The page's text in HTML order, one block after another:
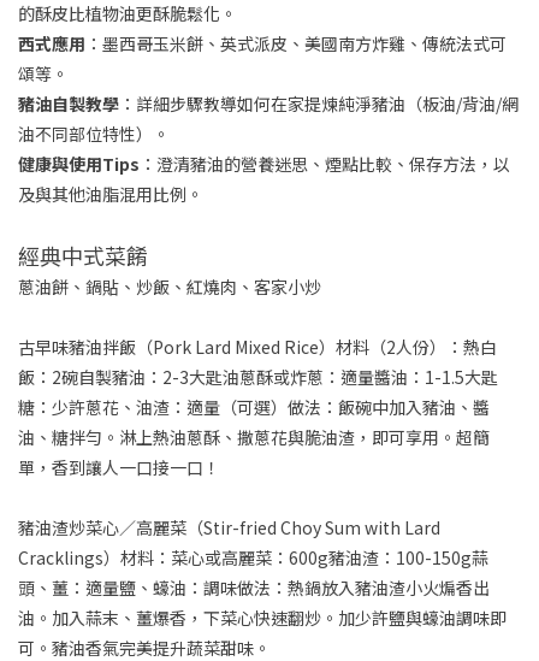
的酥皮比植物油更酥脆鬆化。
西式應用 ：墨西哥玉米餅、英式派皮、美國南方炸雞、傳統法式可
頌等。
豬油自製教學 ：詳細步驟教導如何在家提煉純淨豬油（板油/背油/網
油不同部位特性）。
健康與使用Tips ：澄清豬油的營養迷思、煙點比較、保存方法，以
及與其他油脂混用比例。
經典中式菜餚
蔥油餅、鍋貼、炒飯、紅燒肉、客家小炒
古早味豬油拌飯（Pork Lard Mixed Rice）材料（2人份）：熱白
飯：2碗自製豬油：2-3大匙油蔥酥或炸蔥：適量醬油：1-1.5大匙
糖：少許蔥花、油渣：適量（可選）做法：飯碗中加入豬油、醬
油、糖拌勻。淋上熱油蔥酥、撒蔥花與脆油渣，即可享用。超簡
單，香到讓人一口接一口！
豬油渣炒菜心／高麗菜（Stir-fried Choy Sum with Lard
Cracklings）材料：菜心或高麗菜：600g豬油渣：100-150g蒜
頭、薑：適量鹽、蠔油：調味做法：熱鍋放入豬油渣小火煸香出
油。加入蒜末、薑爆香，下菜心快速翻炒。加少許鹽與蠔油調味即
可。豬油香氣完美提升蔬菜甜味。